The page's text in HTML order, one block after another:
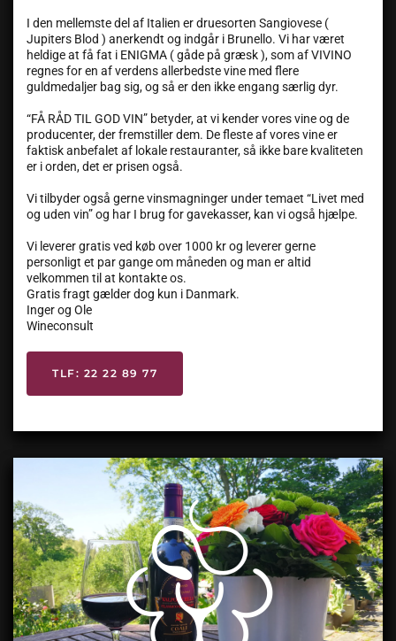
I den mellemste del af Italien er druesorten Sangiovese (
Jupiters Blod ) anerkendt og indgår i Brunello. Vi har været
heldige at få fat i ENIGMA ( gåde på græsk ), som af VIVINO
regnes for en af verdens allerbedste vine med flere
guldmedaljer bag sig, og så er den ikke engang særlig dyr.
“FÅ RÅD TIL GOD VIN” betyder, at vi kender vores vine og de
producenter, der fremstiller dem. De fleste af vores vine er
faktisk anbefalet af lokale restauranter, så ikke bare kvaliteten
er i orden, det er prisen også.
Vi tilbyder også gerne vinsmagninger under temaet “Livet med
og uden vin” og har I brug for gavekasser, kan vi også hjælpe.
Vi leverer gratis ved køb over 1000 kr og leverer gerne
personligt et par gange om måneden og man er altid
velkommen til at kontakte os.
Gratis fragt gælder dog kun i Danmark.
Inger og Ole
Wineconsult
TLF: 22 22 89 77